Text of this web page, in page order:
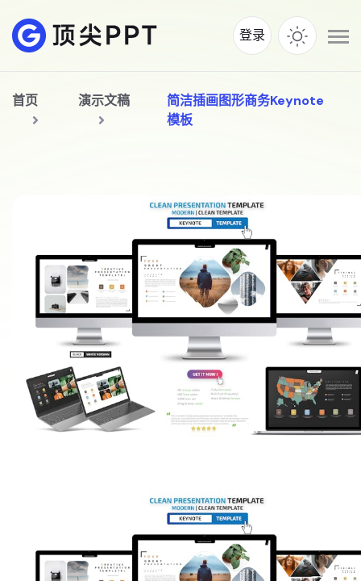
登录
首页 演示文稿
简洁插画图形商务Keynote
模板